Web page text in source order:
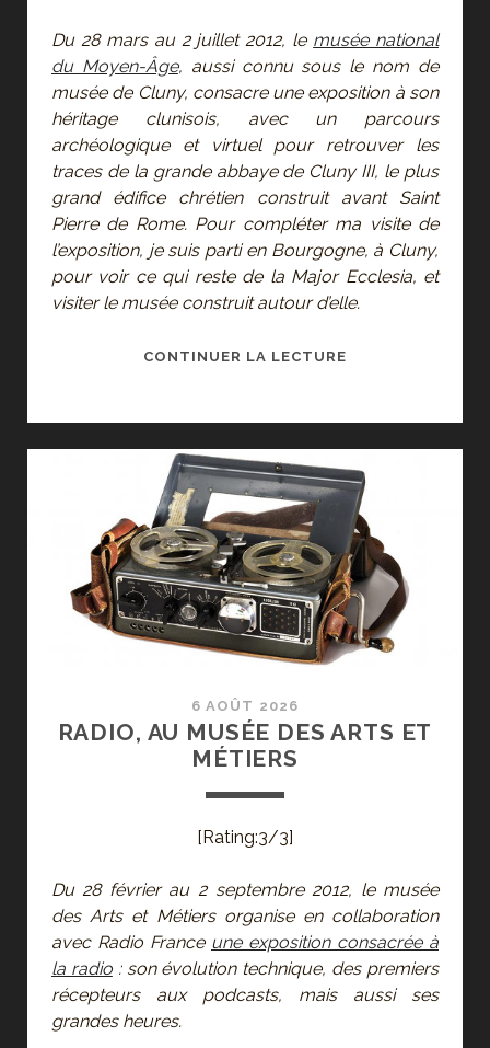
Du 28 mars au 2 juillet 2012, le musée national
du Moyen-Âge, aussi connu sous le nom de
musée de Cluny, consacre une exposition à son
héritage clunisois, avec un parcours
archéologique et virtuel pour retrouver les
traces de la grande abbaye de Cluny III, le plus
grand édifice chrétien construit avant Saint
Pierre de Rome. Pour compléter ma visite de
l’exposition, je suis parti en Bourgogne, à Cluny,
pour voir ce qui reste de la Major Ecclesia, et
visiter le musée construit autour d’elle.
CONTINUER LA LECTURE
DE
LA
MAJOR
ECCLESIA,
DE
L’ABBAYE
AU
6 AOÛT 2026
RADIO, AU MUSÉE DES ARTS ET
MÉTIERS
[Rating:3/3]
Du 28 février au 2 septembre 2012, le musée
des Arts et Métiers organise en collaboration
avec Radio France une exposition consacrée à
la radio: son évolution technique, des premiers
récepteurs aux podcasts, mais aussi ses
grandes heures.